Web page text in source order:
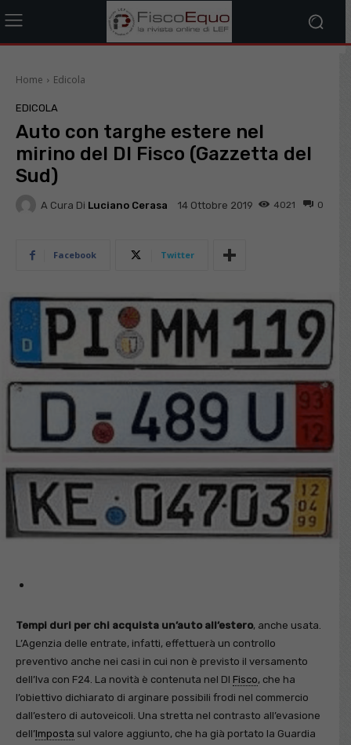
Home Edicola
EDICOLA
Auto con targhe estere nel
mirino del Dl Fisco (Gazzetta del
Sud)
A Cura Di Luciano Cerasa 14 Ottobre 2019 0
4021
Facebook Twitter
Tempi duri per chi acquista un’auto all’estero, anche usata.
L’Agenzia delle entrate, infatti, effettuerà un controllo
preventivo anche nei casi in cui non è previsto il versamento
dell’Iva con F24. La novità è contenuta nel Dl Fisco, che ha
l’obiettivo dichiarato di arginare possibili frodi nel commercio
dall’estero di autoveicoli. Una stretta nel contrasto all’evasione
dell’Imposta sul valore aggiunto, che ha già portato la Guardia